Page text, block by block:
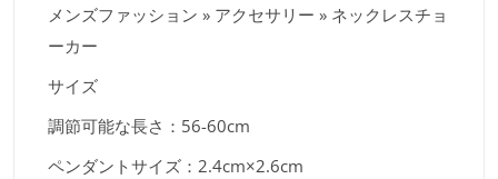
メンズファッション » アクセサリー » ネックレスチョ
ーカー
サイズ
調節可能な長さ：56-60cm
ペンダントサイズ：2.4cm×2.6cm